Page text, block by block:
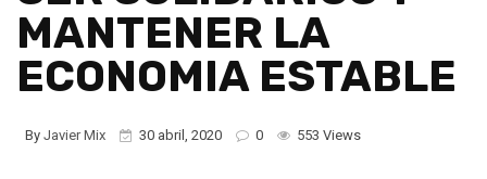
MANTENER LA
ECONOMIA ESTABLE
By Javier Mix 30 abril, 2020 0 553 Views